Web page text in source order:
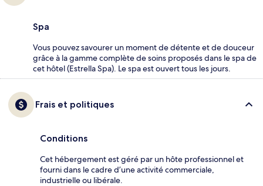
Spa
Vous pouvez savourer un moment de détente et de douceur
grâce à la gamme complète de soins proposés dans le spa de
cet hôtel (Estrella Spa). Le spa est ouvert tous les jours.
Frais et politiques
Conditions
Cet hébergement est géré par un hôte professionnel et
fourni dans le cadre d’une activité commerciale,
industrielle ou libérale.